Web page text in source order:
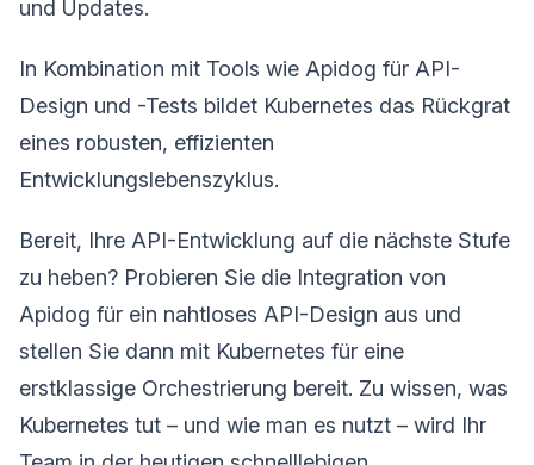
und Updates.
In Kombination mit Tools wie Apidog für API-
Design und -Tests bildet Kubernetes das Rückgrat
eines robusten, effizienten
Entwicklungslebenszyklus.
Bereit, Ihre API-Entwicklung auf die nächste Stufe
zu heben? Probieren Sie die Integration von
Apidog für ein nahtloses API-Design aus und
stellen Sie dann mit Kubernetes für eine
erstklassige Orchestrierung bereit. Zu wissen, was
Kubernetes tut – und wie man es nutzt – wird Ihr